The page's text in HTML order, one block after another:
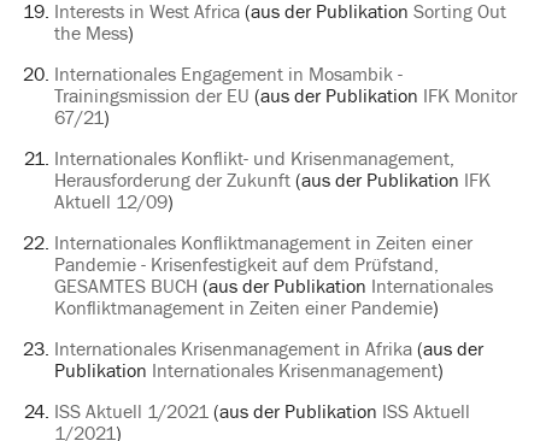
Interests in West Africa(aus der Publikation Sorting Out
the Mess)
Internationales Engagement in Mosambik -
Trainingsmission der EU (aus der Publikation IFK Monitor
67/21)
Internationales Konflikt- und Krisenmanagement,
Herausforderung der Zukunft(aus der Publikation IFK
Aktuell 12/09)
Internationales Konfliktmanagement in Zeiten einer
Pandemie - Krisenfestigkeit auf dem Prüfstand,
GESAMTES BUCH (aus der Publikation Internationales
Konfliktmanagement in Zeiten einer Pandemie)
Internationales Krisenmanagement in Afrika(aus der
Publikation Internationales Krisenmanagement)
ISS Aktuell 1/2021(aus der Publikation ISS Aktuell
1/2021)